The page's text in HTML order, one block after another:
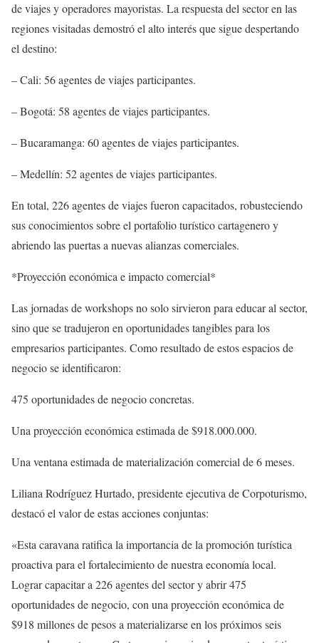
de viajes y operadores mayoristas. La respuesta del sector en las
regiones visitadas demostró el alto interés que sigue despertando
el destino:
– Cali: 56 agentes de viajes participantes.
– Bogotá: 58 agentes de viajes participantes.
– Bucaramanga: 60 agentes de viajes participantes.
– Medellín: 52 agentes de viajes participantes.
En total, 226 agentes de viajes fueron capacitados, robusteciendo
sus conocimientos sobre el portafolio turístico cartagenero y
abriendo las puertas a nuevas alianzas comerciales.
*Proyección económica e impacto comercial*
Las jornadas de workshops no solo sirvieron para educar al sector,
sino que se tradujeron en oportunidades tangibles para los
empresarios participantes. Como resultado de estos espacios de
negocio se identificaron:
475 oportunidades de negocio concretas.
Una proyección económica estimada de $918.000.000.
Una ventana estimada de materialización comercial de 6 meses.
Liliana Rodríguez Hurtado, presidente ejecutiva de Corpoturismo,
destacó el valor de estas acciones conjuntas:
«Esta caravana ratifica la importancia de la promoción turística
proactiva para el fortalecimiento de nuestra economía local.
Lograr capacitar a 226 agentes del sector y abrir 475
oportunidades de negocio, con una proyección económica de
$918 millones de pesos a materializarse en los próximos seis